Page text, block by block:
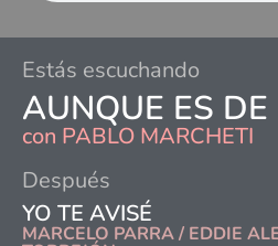
Estás escuchando
AUNQUE ES
con PABLO MARCHETI
Después
YO TE AVISÉ
MARCELO PARRA / EDDIE